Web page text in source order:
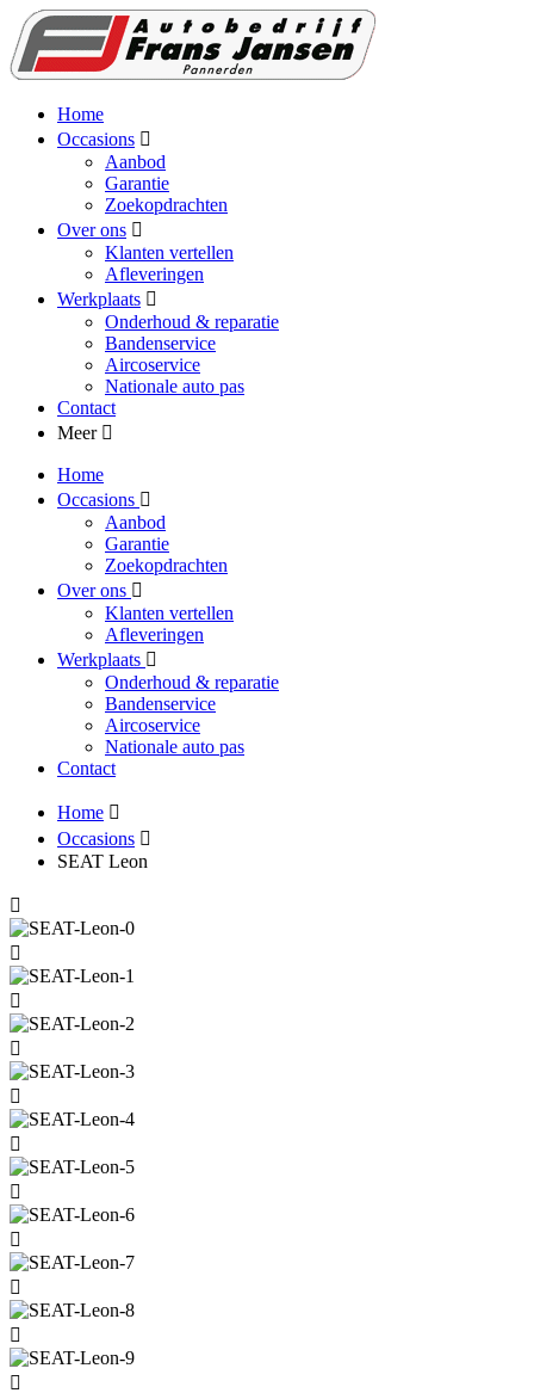
Home
Occasions
Aanbod
Garantie
Zoekopdrachten
Over ons
Klanten vertellen
Afleveringen
Werkplaats
Onderhoud & reparatie
Bandenservice
Aircoservice
Nationale auto pas
Contact
Meer
Home
Occasions
Aanbod
Garantie
Zoekopdrachten
Over ons
Klanten vertellen
Afleveringen
Werkplaats
Onderhoud & reparatie
Bandenservice
Aircoservice
Nationale auto pas
Contact
Home
Occasions
SEAT Leon